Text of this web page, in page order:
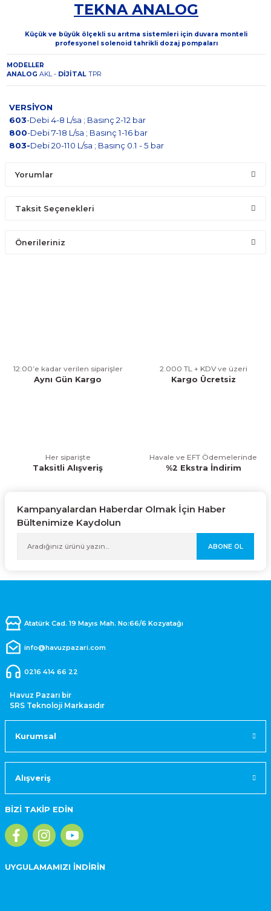
TEKNA ANALOG
Küçük ve büyük ölçekli su arıtma sistemleri için duvara monteli
profesyonel solenoid tahrikli dozaj pompaları
MODELLER
ANALOG AKL - DİJİTAL TPR
VERSİYON
603-Debi 4-8 L/sa ; Basınç 2-12 bar
800-Debi 7-18 L/sa ; Basınç 1-16 bar
803-Debi 20-110 L/sa ; Basınç 0.1 - 5 bar
Yorumlar
Taksit Seçenekleri
Önerileriniz
Ürün bilgilerinde hatalar bulunuyor.
12:00’e kadar verilen siparişler
Aynı Gün Kargo
2.000 TL + KDV ve üzeri
Kargo Ücretsiz
Her siparişte
Taksitli Alışveriş
Havale ve EFT Ödemelerinde
%2 Ekstra İndirim
Kampanyalardan Haberdar Olmak İçin Haber
Bültenimize Kaydolun
ABONE OL
Atatürk Cad. 19 Mayıs Mah. No:66/6 Kozyatağı
info@havuzpazari.com
0216 414 66 22
Havuz Pazarı bir
SRS Teknoloji Markasıdır
Kurumsal
Alışveriş
BİZİ TAKİP EDİN
UYGULAMAMIZI İNDİRİN